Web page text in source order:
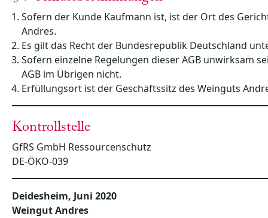
Sofern der Kunde Kaufmann ist, ist der Ort des
Andres.
Es gilt das Recht der Bundesrepublik Deutschland
Sofern einzelne Regelungen dieser AGB unwirksam
AGB im Übrigen nicht.
Erfüllungsort ist der Geschäftssitz des Weinguts
Kontrollstelle
GfRS GmbH Ressourcenschutz
DE-ÖKO-039
Deidesheim, Juni 2020
Weingut Andres